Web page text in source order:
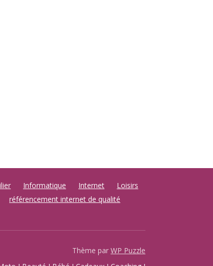
Informatique Internet
Loisirs
référencement internet de qualité
Thème par WP Puzzle